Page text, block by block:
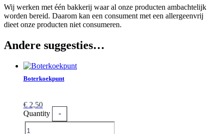
Wij werken met één bakkerij waar al onze producten ambachtelijk
worden bereid. Daarom kan een consument met een allergeenvrij
dieet onze producten niet consumeren.
Andere suggesties…
Boterkoekpunt
€ 2,50
Quantity
-